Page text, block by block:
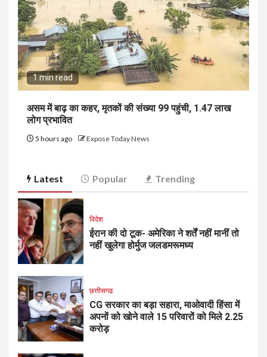
1 min read
असम में बाढ़ का कहर, मृतकों की संख्या 99 पहुंची, 1.47 लाख
लोग प्रभावित
5 hours ago Expose Today News
Latest Popular Trending
विदेश
ईरान की दो टूक- अमेरिका ने शर्तें नहीं मानीं तो
नहीं खुलेगा होर्मुज जलडमरूमध्य
छत्तीसगढ
CG सरकार का बड़ा सहारा, माओवादी हिंसा में
अपनों को खोने वाले 15 परिवारों को मिले ₹2.25
करोड़